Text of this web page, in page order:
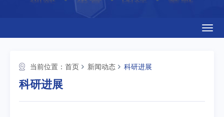
当前位置： 首页 新闻动态 科研进展
科研进展